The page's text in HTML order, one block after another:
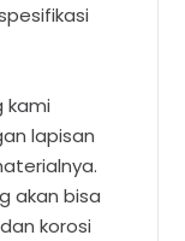
kami
lapisan
akan bisa
korosi